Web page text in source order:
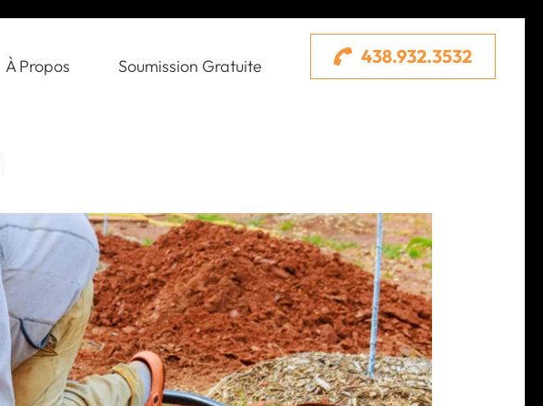
À Propos Soumission Gratuite 438.932.3532